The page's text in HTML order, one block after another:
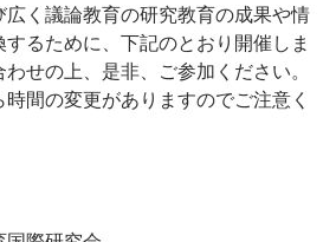
く議論教育の研究教育の成果や情
るために、下記のとおり開催しま
せの上、是非、ご参加ください。
間の変更がありますのでご注意く